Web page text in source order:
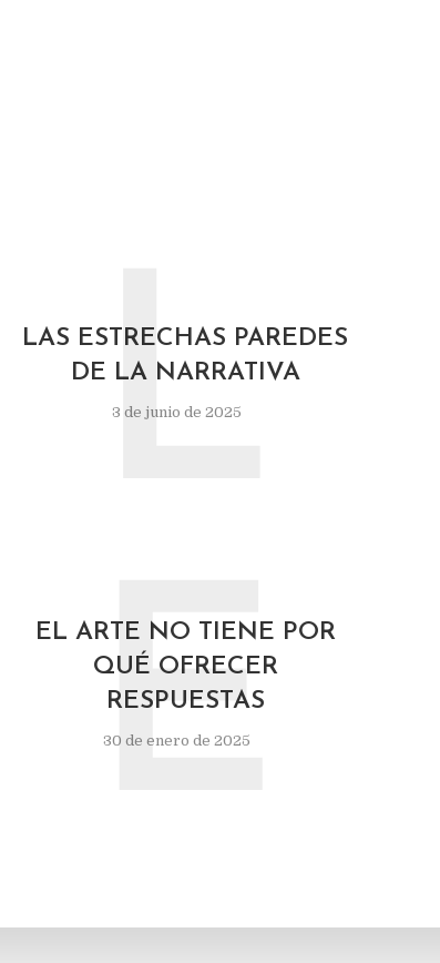
LAS ESTRECHAS PAREDES
DE LA NARRATIVA
3 de junio de 2025
L
EL ARTE NO TIENE POR
QUÉ OFRECER
RESPUESTAS
30 de enero de 2025
E